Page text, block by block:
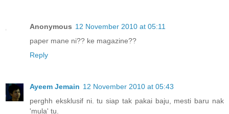
Anonymous 12 November 2010 at 05:11
paper mane ni?? ke magazine??
Reply
Ayeem Jemain 12 November 2010 at 05:43
perghh eksklusif ni. tu siap tak pakai baju, mesti baru nak
'mula' tu.